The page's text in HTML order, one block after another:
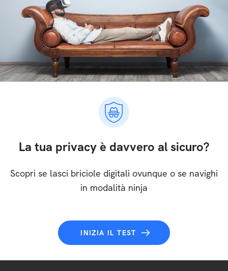
La tua privacy è davvero al sicuro?
Scopri se lasci briciole digitali ovunque o se navighi
in modalità ninja
INIZIA IL TEST